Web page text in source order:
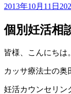
2013年10月11日
個別妊活相
皆様、こんにちは。
カッサ療法士の奥
妊活カウンセリン